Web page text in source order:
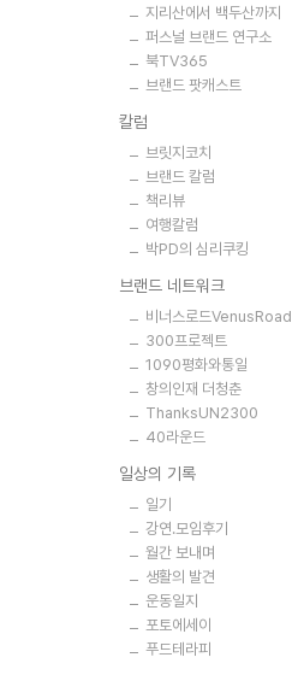
지리산에서 백두산까지
퍼스널 브랜드 연구소
북TV365
브랜드 팟캐스트
칼럼
브릿지코치
브랜드 칼럼
책리뷰
여행칼럼
박PD의 심리쿠킹
브랜드 네트워크
비너스로드VenusRoad
300프로젝트
1090평화와통일
창의인재 더청춘
ThanksUN2300
40라운드
일상의 기록
일기
강연.모임후기
월간 보내며
생활의 발견
운동일지
포토에세이
푸드테라피